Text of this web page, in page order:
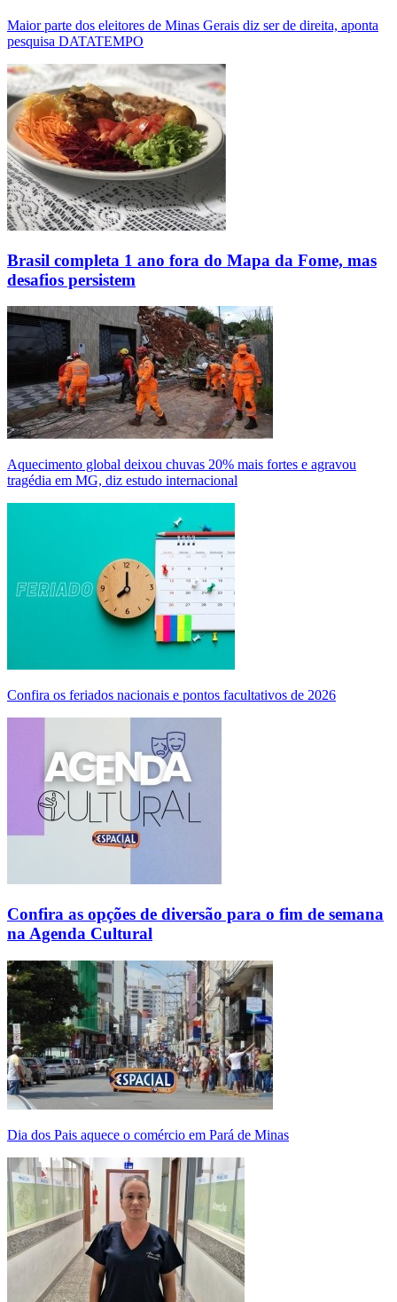
Maior parte dos eleitores de Minas Gerais diz ser de direita, aponta
pesquisa DATATEMPO
Brasil completa 1 ano fora do Mapa da Fome, mas
desafios persistem
Aquecimento global deixou chuvas 20% mais fortes e agravou
tragédia em MG, diz estudo internacional
Confira os feriados nacionais e pontos facultativos de 2026
Confira as opções de diversão para o fim de semana
na Agenda Cultural
Dia dos Pais aquece o comércio em Pará de Minas